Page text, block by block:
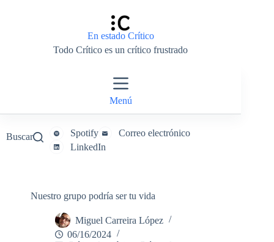
En estado Crítico
Todo Crítico es un crítico frustrado
Menú
Buscar Spotify
Correo electrónico
LinkedIn
Nuestro grupo podría ser tu vida
Miguel Carreira López
06/16/2024